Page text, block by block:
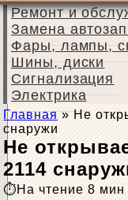
Ремонт и
Замена
Фары, лампы,
Шины, диски
Сигнализация
Электрика
Главная»Не
снаружи
Не
2114
На чтение 8 мин